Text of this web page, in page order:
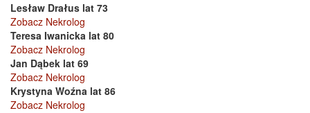
Lesław Drałus lat 73
Zobacz Nekrolog
Teresa Iwanicka lat 80
Zobacz Nekrolog
Jan Dąbek lat 69
Zobacz Nekrolog
Krystyna Woźna lat 86
Zobacz Nekrolog